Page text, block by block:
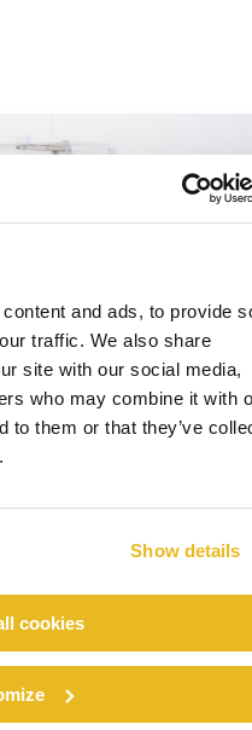
and ads, to provide
traffic. We also share
site with our social media,
who may combine it with
to them or that they’ve
Show details
cookies
于优化清洁流程和
就是创新。” Meik
Syring, Tresolid 业主